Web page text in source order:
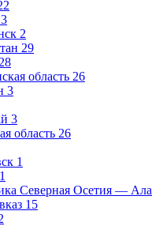
3
2
29
28
область 26
3
3
область 26
1
1
Северная Осетия —
15